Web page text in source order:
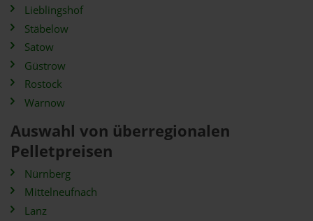
Lieblingshof
Stäbelow
Satow
Güstrow
Rostock
Warnow
Auswahl von überregionalen
Pelletpreisen
Nürnberg
Mittelneufnach
Lanz